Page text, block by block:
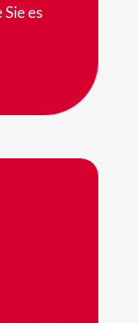
es